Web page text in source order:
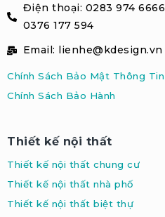
Điện thoại: 0283 974 6666
0376 177 594
Email: lienhe@kdesign.vn
Chính Sách Bảo Mật Thông Tin
Chính Sách Bảo Hành
Thiết kế nội thất
Thiết kế nội thất chung cư
Thiết kế nội thất nhà phố
Thiết kế nội thất biệt thự